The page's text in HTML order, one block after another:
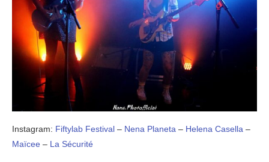
Instagram: Fiftylab Festival – Nena Planeta – Helena Casella –
Maïcee – La Sécurité